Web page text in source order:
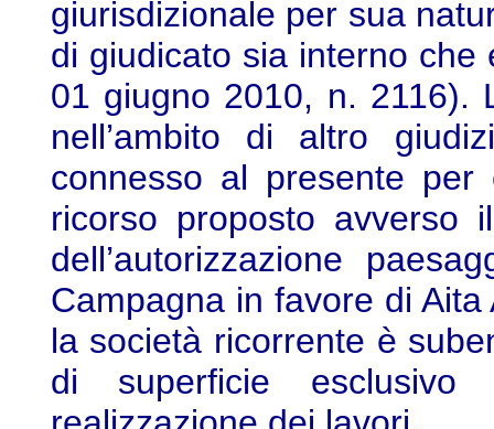
giurisdizionale per sua
di giudicato sia interno che
01 giugno 2010, n. 2116).
nell’ambito di altro
connesso al presente
ricorso proposto avverso
dell’autorizzazione
Campagna in favore di
la società ricorrente è
di superficie